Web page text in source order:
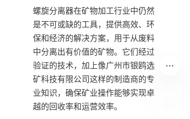
螺旋分离器在矿物加工行业中仍然
是不可或缺的工具，提供高效、环
保和经济的解决方案，用于从废料
中分离出有价值的矿物。它们经过
验证的技术，加上像广州市银鸥选
矿科技有限公司这样的制造商的专
业知识，确保矿业操作能够实现卓
越的回收率和运营效率。